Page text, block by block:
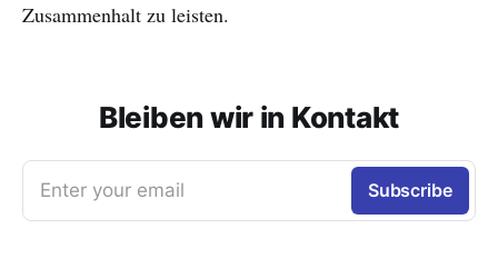
Zusammenhalt zu leisten.
Bleiben wir in Kontakt
Enter your email Subscribe